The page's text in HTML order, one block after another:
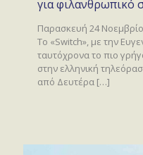
για φιλανθρωπικό
Παρασκευή 24
Το «Switch», με την
ταυτόχρονα το πιο
στην ελληνική
από Δευτέρα […]